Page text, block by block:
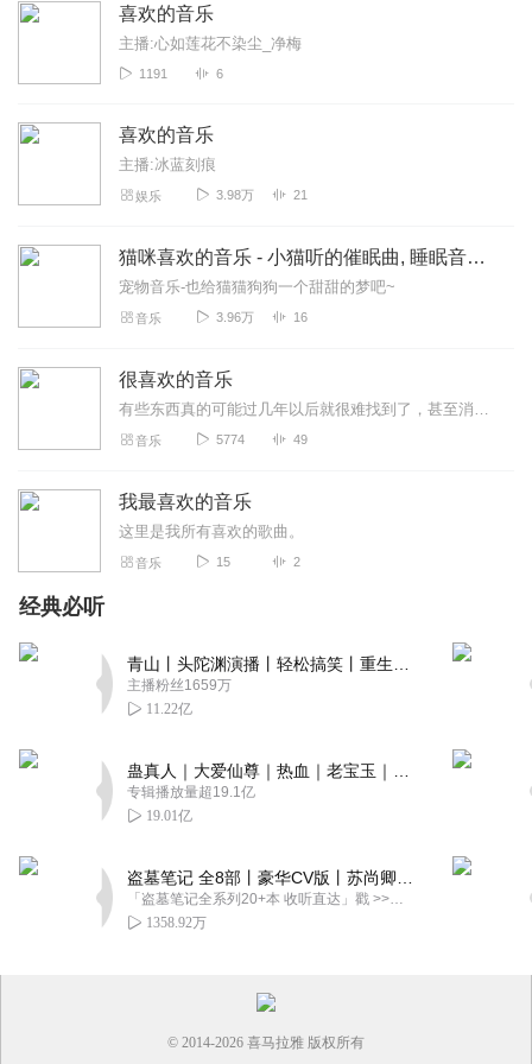
喜欢的音乐
主播:心如莲花不染尘_净梅
1191 6
喜欢的音乐
主播:冰蓝刻痕
娱乐 3.98万 21
猫咪喜欢的音乐 - 小猫听的催眠曲, 睡眠音乐的狗和猫, 放松猫的音乐
宠物音乐-也给猫猫狗狗一个甜甜的梦吧~
音乐 3.96万 16
很喜欢的音乐
有些东西真的可能过几年以后就很难找到了，甚至消失殆尽了，所以cherishthethingsuhaveandudon'thave.
音乐 5774 49
我最喜欢的音乐
这里是我所有喜欢的歌曲。
音乐 15 2
经典必听
主播粉丝1659万
11.22亿
专辑播放量超19.1亿
19.01亿
「盗墓笔记全系列20+本 收听直达」戳 >>改编自南派三叔同名作品，腾讯音乐娱乐集团出品，冠声文化制作，...
1358.92万
© 2014-2026 喜马拉雅 版权所有